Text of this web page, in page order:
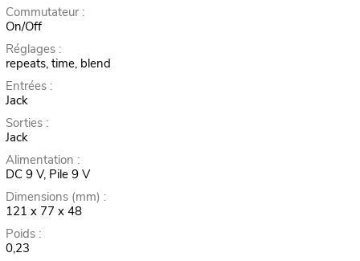
Commutateur :
On/Off
Réglages :
repeats, time, blend
Entrées :
Jack
Sorties :
Jack
Alimentation :
DC 9 V, Pile 9 V
Dimensions (mm) :
121 x 77 x 48
Poids :
0,23